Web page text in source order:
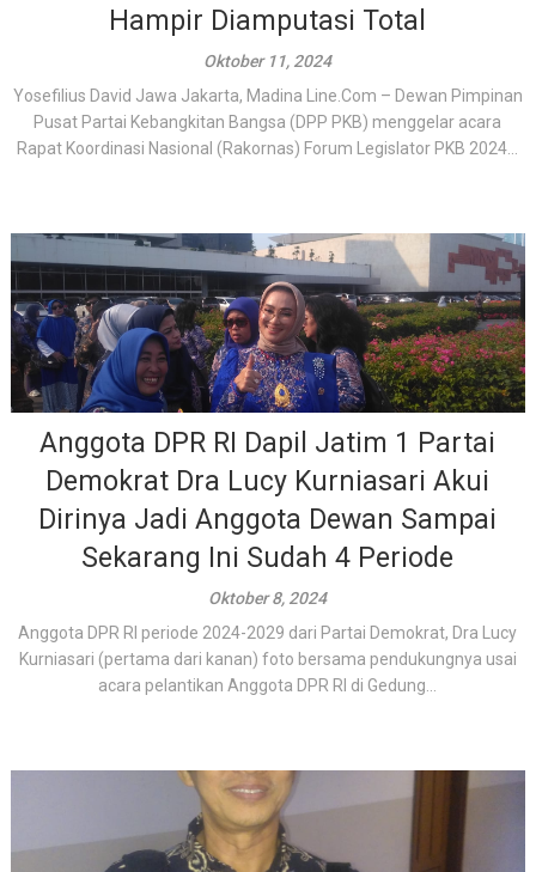
Hampir Diamputasi Total
Oktober 11, 2024
Yosefilius David Jawa Jakarta, Madina Line.Com – Dewan Pimpinan
Pusat Partai Kebangkitan Bangsa (DPP PKB) menggelar acara
Rapat Koordinasi Nasional (Rakornas) Forum Legislator PKB 2024...
Anggota DPR RI Dapil Jatim 1 Partai
Demokrat Dra Lucy Kurniasari Akui
Dirinya Jadi Anggota Dewan Sampai
Sekarang Ini Sudah 4 Periode
Oktober 8, 2024
Anggota DPR RI periode 2024-2029 dari Partai Demokrat, Dra Lucy
Kurniasari (pertama dari kanan) foto bersama pendukungnya usai
acara pelantikan Anggota DPR RI di Gedung...